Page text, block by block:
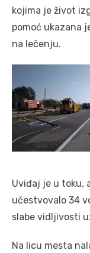
kojima je život
pomoć ukazana
na lečenju.
Uviđaj je u toku,
učestvovalo 34
slabe vidljivosti
Na licu mesta